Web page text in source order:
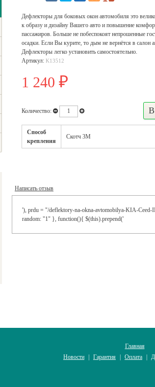
Дефлекторы для боковых окон автомобиля это
к образу и дизайну Вашего авто и повышение
пассажиров. Больше не побеспокоят непрошенные
осадки. Если Вы курите, то дым не вернётся в салон
Дефлекторы легко установить самостоятельно.
Артикул: K13512
1 240 ₽
Количество:
Способ
крепления
Скотч 3М
Написать отзыв
'), prdu = "/deflektory-na-okna-avtomobilya-KIA-Ceed-
random: "1" }, function(){ $(this).prepend('
Главная
Новости
Гарантия Оплата